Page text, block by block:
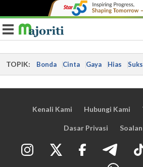
Toggle navigation
TOPIK: Bonda Cinta Gaya Hias
Kenali Kami Hubungi Kami
Dasar Privasi